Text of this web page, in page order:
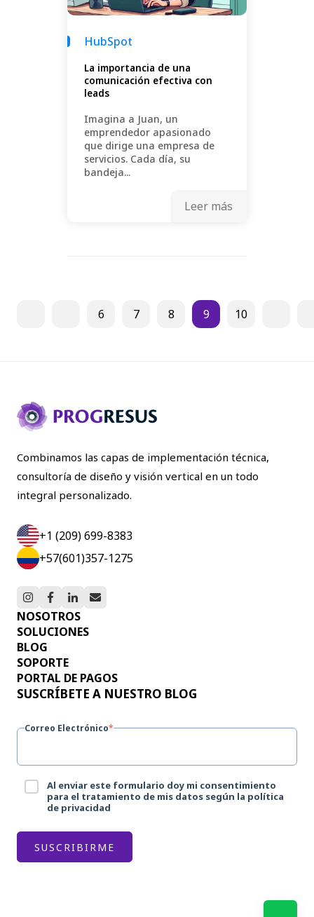
HubSpot
La importancia de una
comunicación efectiva con
leads
Imagina a Juan, un
emprendedor apasionado
que dirige una empresa de
servicios. Cada día, su
bandeja...
Leer más
6 7 8 9 10
Combinamos las capas de implementación técnica,
consultoría de diseño y visión vertical en un todo
integral personalizado.
+1 (209) 699-8383
+57(601)357-1275
NOSOTROS
SOLUCIONES
BLOG
SOPORTE
PORTAL DE PAGOS
SUSCRÍBETE A NUESTRO BLOG
Correo Electrónico*
Al enviar este formulario doy mi consentimiento
para el tratamiento de mis datos según la política
de privacidad